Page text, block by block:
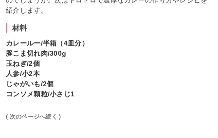
紹介します。
材料
カレールー/半箱（4皿分）
豚こま切れ肉/300g
玉ねぎ/2個
人参/小2本
じゃがいも/2個
コンソメ顆粒/小さじ1
( 次のページへ続く )